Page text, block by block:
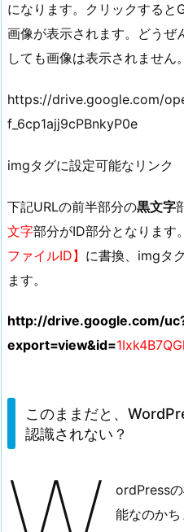
2.
G
o
g
ド
イ
ブ
画
像
i
m
グ
で
になります。クリックする
画像が表示されます。どうぜ
しても画像は表示されません。
https://drive.google.com/
f_6cp1ajj9cPBnkyP0e
imgタグに設定可能なリンク
下記URLの前半部分の黒文字
文字部分がID部分となります
ファイルID】 に書換、imgタ
ます。
http://drive.google.com/
export=view&id=
このままだと、
認識されない？
ordPress
能なのか